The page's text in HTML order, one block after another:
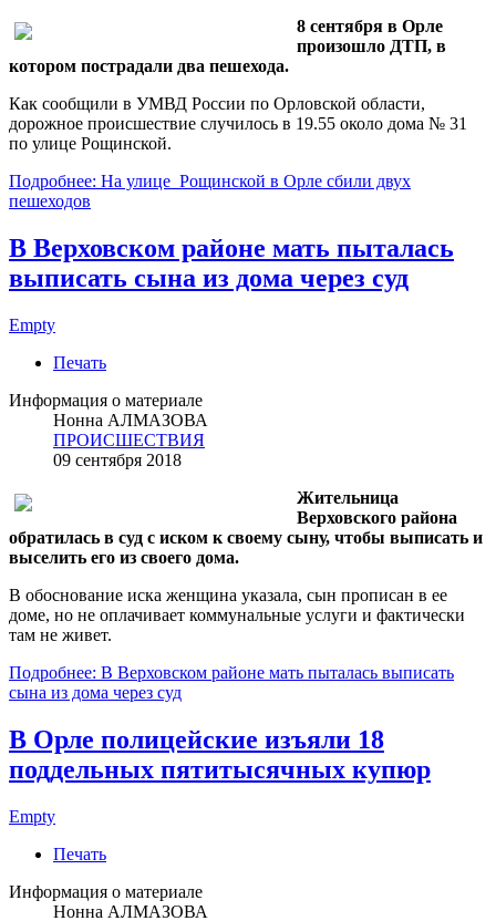
8 сентября в Орле
произошло ДТП, в
котором пострадали два пешехода.
Как сообщили в УМВД России по Орловской области,
дорожное происшествие случилось в 19.55 около дома № 31
по улице Рощинской.
Подробнее: На улице Рощинской в Орле сбили двух
пешеходов
В Верховском районе мать пыталась
выписать сына из дома через суд
Empty
Печать
Информация о материале
Нонна АЛМАЗОВА
ПРОИСШЕСТВИЯ
09 сентября 2018
Жительница
Верховского района
обратилась в суд с иском к своему сыну, чтобы выписать и
выселить его из своего дома.
В обоснование иска женщина указала, сын прописан в ее
доме, но не оплачивает коммунальные услуги и фактически
там не живет.
Подробнее: В Верховском районе мать пыталась выписать
сына из дома через суд
В Орле полицейские изъяли 18
поддельных пятитысячных купюр
Empty
Печать
Информация о материале
Нонна АЛМАЗОВА